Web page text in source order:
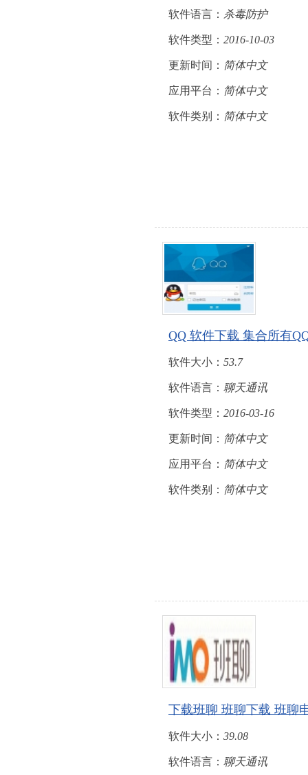
软件语言： 杀毒防护
软件类型： 2016-10-03
更新时间： 简体中文
应用平台： 简体中文
软件类别： 简体中文
QQ 软件下载 集合所有
软件大小： 53.7
软件语言： 聊天通讯
软件类型： 2016-03-16
更新时间： 简体中文
应用平台： 简体中文
软件类别： 简体中文
下载班聊 班聊下载 班聊
软件大小： 39.08
软件语言： 聊天通讯